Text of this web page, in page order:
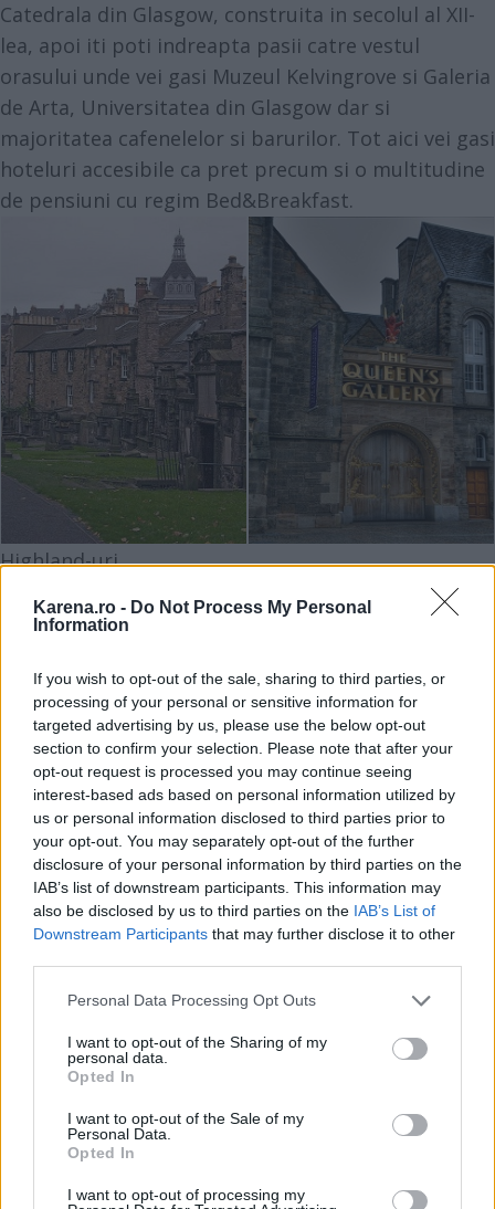
Karena.ro - Do Not Process My Personal
Information
If you wish to opt-out of the sale, sharing to third parties, or
processing of your personal or sensitive information for
targeted advertising by us, please use the below opt-out
section to confirm your selection. Please note that after your
opt-out request is processed you may continue seeing
interest-based ads based on personal information utilized by
us or personal information disclosed to third parties prior to
your opt-out. You may separately opt-out of the further
disclosure of your personal information by third parties on the
IAB’s list of downstream participants. This information may
also be disclosed by us to third parties on the IAB’s List of
Downstream Participants that may further disclose it to other
Please note that this website/app uses one or more Google
not limited to your visit or usage behaviour. You may click to
grant or deny consent to Google and its third-party tags to
use your data for below specified purposes in below Google
consent section.
Personal Data Processing Opt Outs
I want to opt-out of the Sharing of my
personal data.
Opted In
I want to opt-out of the Sale of my
Personal Data.
Opted In
I want to opt-out of processing my
Catedrala din Glasgow, construita in secolul al XII-
lea, apoi iti poti indreapta pasii catre vestul
orasului unde vei gasi Muzeul Kelvingrove si Galeria
de Arta, Universitatea din Glasgow dar si
majoritatea cafenelelor si barurilor. Tot aici vei gasi
hoteluri accesibile ca pret precum si o multitudine
de pensiuni cu regim Bed&Breakfast.
Highland-uri
Cand spui Scotia, te gandesti inevitabil la Highland-
ul scotian. Slab populata, regiunea este cunoscuta
muntii vesnic verzi, lacurile, mlastinile si pasunile
intinse ce asteapta parca turisti dornici de
drumetii. Daca va hotarati sa lasati confortul
hotelului si sa va aventurati pe aceste trasee, aveti
grija sa va luati la voi incaltari comode dar si haine
ce va protejeaza de ploaie, vremea fiind extrem de
impredictibila.
Marele Glen, o retea de lacuri (printre care si Ness)
este o atractie turistica foarte populara, ce merita
vazuta chiar daca povestile cu monstrul din Loch
Ness nu sunt printre preferatele tale.
expozitii tematice despre Nessie", si in fiecare zi se
organizeaza plimbari cu barca pentru a explora
faimosul lac.